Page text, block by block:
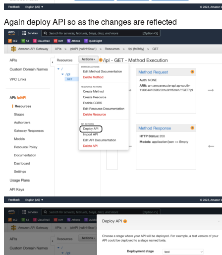
Again deploy API so as the changes are reflected